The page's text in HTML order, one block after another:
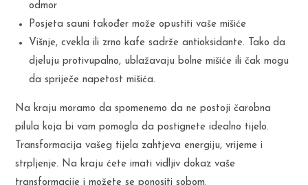
odmor
Posjeta sauni također može opustiti vaše mišiće
Višnje, cvekla ili zrno kafe sadrže antioksidante. Tako da
djeluju protivupalno, ublažavaju bolne mišiće ili čak mogu
da spriječe napetost mišića.
Na kraju moramo da spomenemo da ne postoji čarobna
pilula koja bi vam pomogla da postignete idealno tijelo.
Transformacija vašeg tijela zahtjeva energiju, vrijeme i
strpljenje. Na kraju ćete imati vidljiv dokaz vaše
transformacije i možete se ponositi sobom.